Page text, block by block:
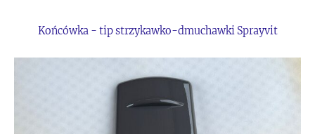
Końcówka - tip strzykawko-dmuchawki Sprayvit